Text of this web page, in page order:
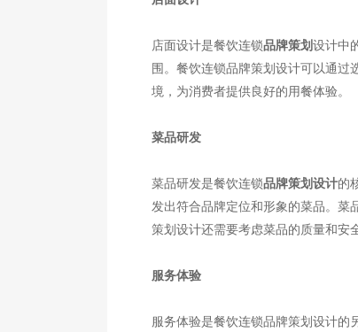
店面设计是餐饮连锁品牌策划设计中
围。餐饮连锁品牌策划设计可以通
境，为消费者提供良好的用餐体验。
菜品研发
菜品研发是餐饮连锁品牌策划设计的
发出符合品牌定位和形象的菜品。菜
策划设计还需要考虑菜品的质量和安
服务体验
服务体验是餐饮连锁品牌策划设计的